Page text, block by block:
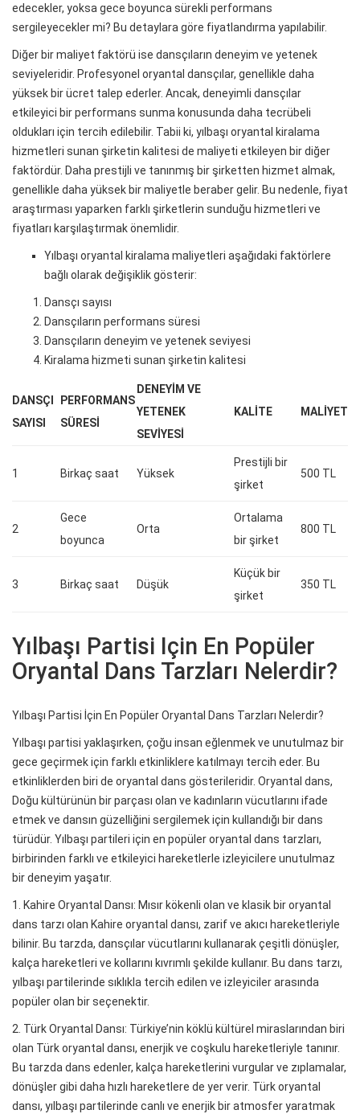
edecekler, yoksa gece boyunca sürekli performans
sergileyecekler mi? Bu detaylara göre fiyatlandırma yapılabilir.
Diğer bir maliyet faktörü ise dansçıların deneyim ve yetenek
seviyeleridir. Profesyonel oryantal dansçılar, genellikle daha
yüksek bir ücret talep ederler. Ancak, deneyimli dansçılar
etkileyici bir performans sunma konusunda daha tecrübeli
oldukları için tercih edilebilir. Tabii ki, yılbaşı oryantal kiralama
hizmetleri sunan şirketin kalitesi de maliyeti etkileyen bir diğer
faktördür. Daha prestijli ve tanınmış bir şirketten hizmet almak,
genellikle daha yüksek bir maliyetle beraber gelir. Bu nedenle, fiyat
araştırması yaparken farklı şirketlerin sunduğu hizmetleri ve
fiyatları karşılaştırmak önemlidir.
Yılbaşı oryantal kiralama maliyetleri aşağıdaki faktörlere
bağlı olarak değişiklik gösterir:
Dansçı sayısı
Dansçıların performans süresi
Dansçıların deneyim ve yetenek seviyesi
Kiralama hizmeti sunan şirketin kalitesi
DANSÇI
SAYISI
PERFORMANS
SÜRESI
DENEYIM VE
YETENEK
SEVIYESI
KALITE MALIYET
1 Birkaç saat Yüksek
Prestijli bir
şirket
500 TL
2
Gece
boyunca
Orta
Ortalama
bir şirket
800 TL
3 Birkaç saat Düşük
Küçük bir
şirket
350 TL
Yılbaşı Partisi Için En Popüler
Oryantal Dans Tarzları Nelerdir?
Yılbaşı Partisi İçin En Popüler Oryantal Dans Tarzları Nelerdir?
Yılbaşı partisi yaklaşırken, çoğu insan eğlenmek ve unutulmaz bir
gece geçirmek için farklı etkinliklere katılmayı tercih eder. Bu
etkinliklerden biri de oryantal dans gösterileridir. Oryantal dans,
Doğu kültürünün bir parçası olan ve kadınların vücutlarını ifade
etmek ve dansın güzelliğini sergilemek için kullandığı bir dans
türüdür. Yılbaşı partileri için en popüler oryantal dans tarzları,
birbirinden farklı ve etkileyici hareketlerle izleyicilere unutulmaz
bir deneyim yaşatır.
1. Kahire Oryantal Dansı: Mısır kökenli olan ve klasik bir oryantal
dans tarzı olan Kahire oryantal dansı, zarif ve akıcı hareketleriyle
bilinir. Bu tarzda, dansçılar vücutlarını kullanarak çeşitli dönüşler,
kalça hareketleri ve kollarını kıvrımlı şekilde kullanır. Bu dans tarzı,
yılbaşı partilerinde sıklıkla tercih edilen ve izleyiciler arasında
popüler olan bir seçenektir.
2. Türk Oryantal Dansı: Türkiye’nin köklü kültürel miraslarından biri
olan Türk oryantal dansı, enerjik ve coşkulu hareketleriyle tanınır.
Bu tarzda dans edenler, kalça hareketlerini vurgular ve zıplamalar,
dönüşler gibi daha hızlı hareketlere de yer verir. Türk oryantal
dansı, yılbaşı partilerinde canlı ve enerjik bir atmosfer yaratmak